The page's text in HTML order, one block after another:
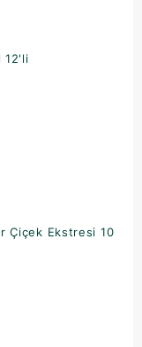
12'li
Çiçek Ekstresi 10